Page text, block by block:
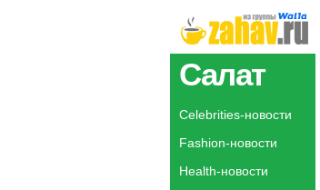
Салат
Celebrities-новости
Fashion-новости
Health-новости